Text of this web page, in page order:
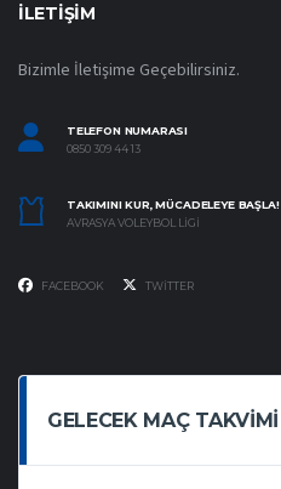
İLETIŞIM
Bizimle İletişime Geçebilirsiniz.
TELEFON NUMARASI
0850 309 44 13
TAKIMINI KUR, MÜCADELEYE BAŞLA!
AVRASYA VOLEYBOL LIGI
FACEBOOK TWITTER
GELECEK MAÇ TAKVIMI